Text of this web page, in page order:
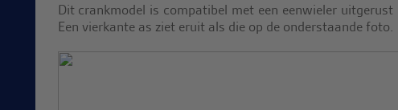
Dit crankmodel is compatibel met een eenwieler uitgerust
Een vierkante as ziet eruit als die op de onderstaande foto.